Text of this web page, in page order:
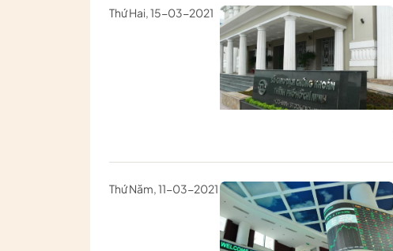
Thứ Hai, 15-03-2021
Thứ Năm, 11-03-2021